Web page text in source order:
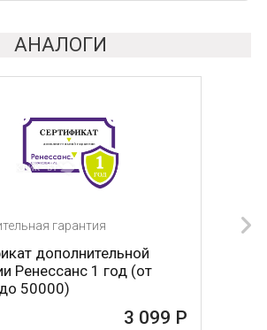
АНАЛОГИ
гарантия
дополнительной
Ренессанс 1 год (от
50000)
3 099 Р